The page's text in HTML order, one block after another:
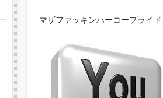
マザファッキンハーコープライ